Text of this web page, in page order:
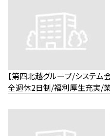
【第四北越グループ/システム
全週休2日制/福利厚生充実/業